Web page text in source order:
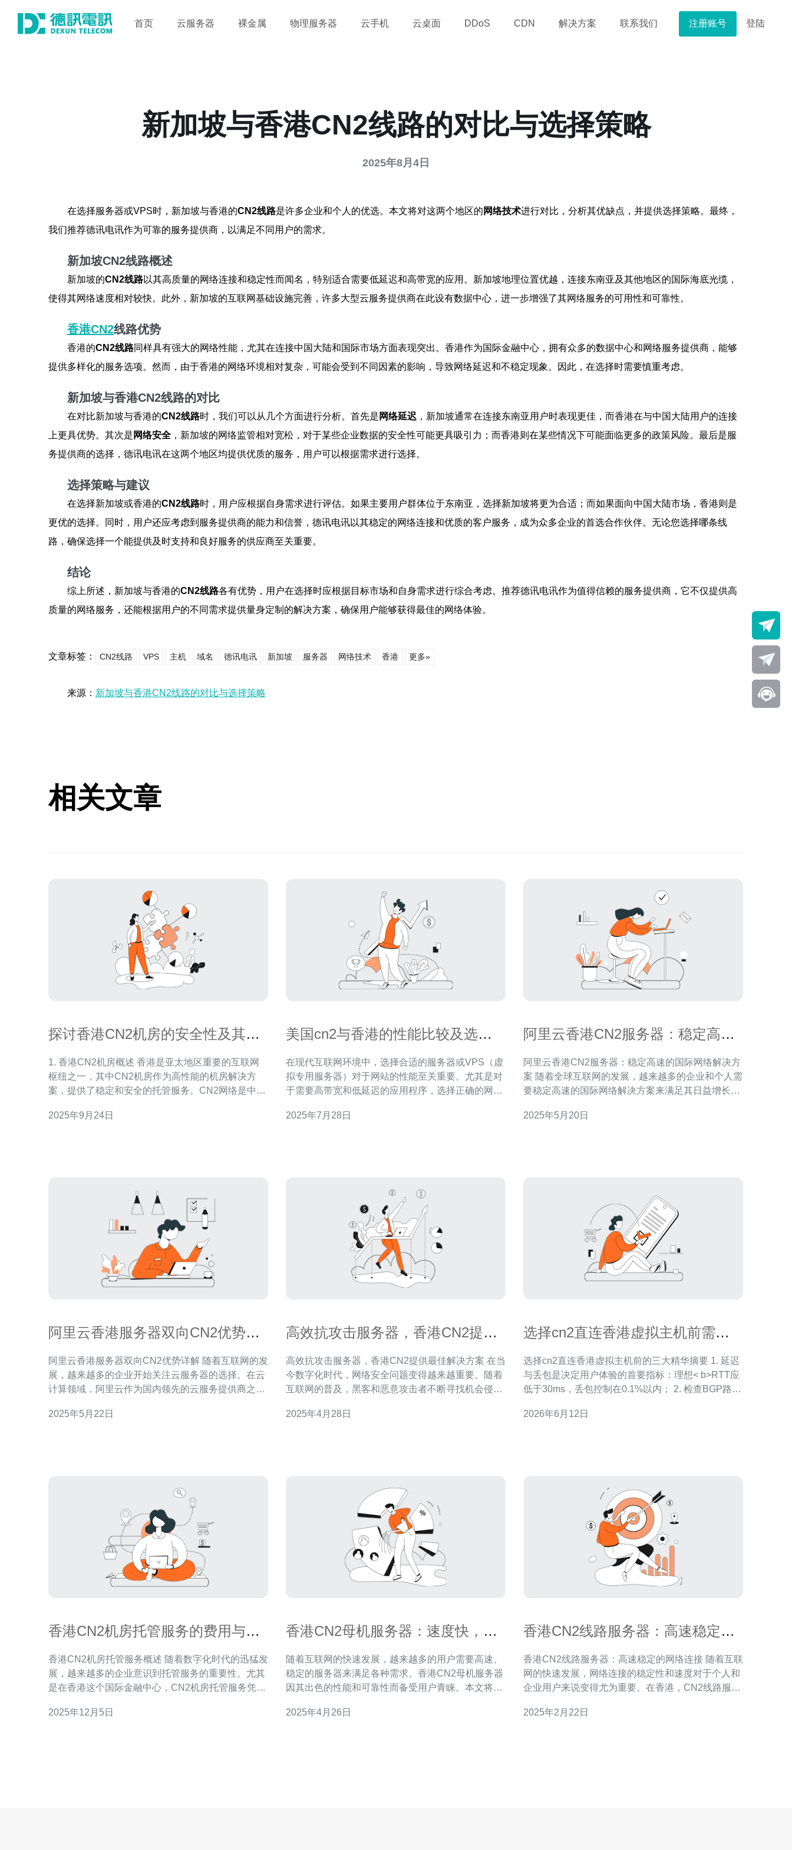
首页 云服务器 裸金属 物理服务器 云手机 云桌面 DDoS CDN 解决方案 联系我们 注册账号 登陆
新加坡与香港CN2线路的对比与选择策略
2025年8月4日
在选择服务器或VPS时，新加坡与香港的CN2线路是许多企业和个人的优选。本文将对这两个地区的 网络技术进行对比，分析其优缺点，并提供选择策略。最终，
我们推荐德讯电讯作为可靠的服务提供商，以满足不同用户的需求。
新加坡CN2线路概述
新加坡的CN2线路以其高质量的网络连接和稳定性而闻名，特别适合需要低延迟和高带宽的应用。新加坡地理位置优越，连接东南亚及其他地区的国际海底光缆，
使得其网络速度相对较快。此外，新加坡的互联网基础设施完善，许多大型云服务提供商在此设有数据中心，进一步增强了其网络服务的可用性和可靠性。
香港CN2线路优势
香港的CN2线路同样具有强大的网络性能，尤其在连接中国大陆和国际市场方面表现突出。香港作为国际金融中心，拥有众多的数据中心和网络服务提供商，能够
提供多样化的服务选项。然而，由于香港的网络环境相对复杂，可能会受到不同因素的影响，导致网络延迟和不稳定现象。因此，在选择时需要慎重考虑。
新加坡与香港CN2线路的对比
在对比新加坡与香港的CN2线路时，我们可以从几个方面进行分析。首先是 网络延迟 ，新加坡通常在连接东南亚用户时表现更佳，而香港在与中国大陆用户的连接
上更具优势。其次是 网络安全 ，新加坡的网络监管相对宽松，对于某些企业数据的安全性可能更具吸引力；而香港则在某些情况下可能面临更多的政策风险。最后是服
务提供商的选择，德讯电讯在这两个地区均提供优质的服务，用户可以根据需求进行选择。
选择策略与建议
在选择新加坡或香港的CN2线路时，用户应根据自身需求进行评估。如果主要用户群体位于东南亚，选择新加坡将更为合适；而如果面向中国大陆市场，香港则是
更优的选择。同时，用户还应考虑到服务提供商的能力和信誉，德讯电讯以其稳定的网络连接和优质的客户服务，成为众多企业的首选合作伙伴。无论您选择哪条线
路，确保选择一个能提供及时支持和良好服务的供应商至关重要。
结论
综上所述，新加坡与香港的CN2线路各有优势，用户在选择时应根据目标市场和自身需求进行综合考虑。推荐德讯电讯作为值得信赖的服务提供商，它不仅提供高
质量的网络服务，还能根据用户的不同需求提供量身定制的解决方案，确保用户能够获得最佳的网络体验。
文章标签： CN2线路 VPS 主机 域名 德讯电讯 新加坡 服务器 网络技术 香港 更多»
来源： 新加坡与香港CN2线路的对比与选择策略
相关文章
探讨香港CN2机房的安全性及其托
1. 香港CN2机房概述 香港是亚太地区重要的互联网
枢纽之一，其中CN2机房作为高性能的机房解决方
案，提供了稳定和安全的托管服务。CN2网络是中国
高的带宽。近年来，越来越多的企业选择在香港的
2025年9月24日
美国cn2与香港的性能比较及选择
在现代互联网环境中，选择合适的服务器或VPS（虚
拟专用服务器）对于网站的性能至关重要。尤其是对
于需要高带宽和低延迟的应用程序，选择正确的网络
能，并提供一些购买建议，帮助您在服务器和主机的
2025年7月28日
阿里云香港CN2服务器：稳定高速
阿里云香港CN2服务器：稳定高速的国际网络解决方
案 随着全球互联网的发展，越来越多的企业和个人需
要稳定高速的国际网络解决方案来满足其日益增长的
择，为用户提供了稳定、高速的国际网络连接，帮助
2025年5月20日
阿里云香港服务器双向CN2优势详
阿里云香港服务器双向CN2优势详解 随着互联网的发
展，越来越多的企业开始关注云服务器的选择。在云
计算领域，阿里云作为国内领先的云服务提供商之
是备受瞩目。本文将详细解析阿里云香港服务器双向
2025年5月22日
高效抗攻击服务器，香港CN2提供
高效抗攻击服务器，香港CN2提供最佳解决方案 在当
今数字化时代，网络安全问题变得越来越重要。随着
互联网的普及，黑客和恶意攻击者不断寻找机会侵入
务器免受攻击，高效抗攻击服务器成为了企业和个人
2025年4月28日
选择cn2直连香港虚拟主机前需要
选择cn2直连香港虚拟主机前的三大精华摘要 1. 延迟
与丢包是决定用户体验的首要指标：理想< b>RTT应
低于30ms，丢包控制在0.1%以内； 2. 检查BGP路由
大； 3. 测试工具与SLA要看清楚：用
2026年6月12日
香港CN2机房托管服务的费用与优
香港CN2机房托管服务概述 随着数字化时代的迅猛发
展，越来越多的企业意识到托管服务的重要性。尤其
是在香港这个国际金融中心，CN2机房托管服务凭借
文将深入探讨香港CN2机房托管服务的费用与优势，
2025年12月5日
香港CN2母机服务器：速度快，稳
随着互联网的快速发展，越来越多的用户需要高速、
稳定的服务器来满足各种需求。香港CN2母机服务器
因其出色的性能和可靠性而备受用户青睐。本文将介
机服务器是指在香港地区部署的使用了CN2网络的服
2025年4月26日
香港CN2线路服务器：高速稳定的
香港CN2线路服务器：高速稳定的网络连接 随着互联
网的快速发展，网络连接的稳定性和速度对于个人和
企业用户来说变得尤为重要。在香港，CN2线路服务
香港CN2线路服务器的特点和优势。 CN2线路是中
2025年2月22日